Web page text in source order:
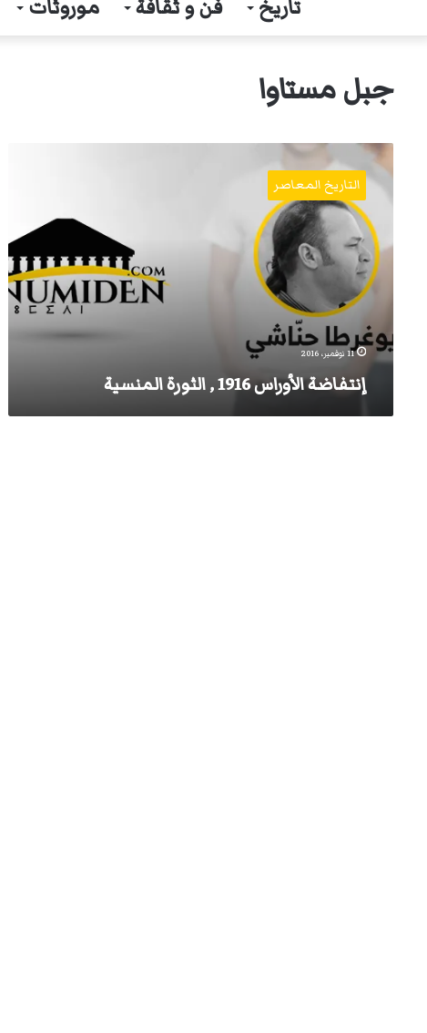
تاريخ فن و ثقافة موروثات
جبل مستاوا
إنتفاضة
الأوراس
1916
الثورة
المنسية
التاريخ المعاصر
11 نوفمبر، 2016
إنتفاضة الأوراس 1916 , الثورة المنسية